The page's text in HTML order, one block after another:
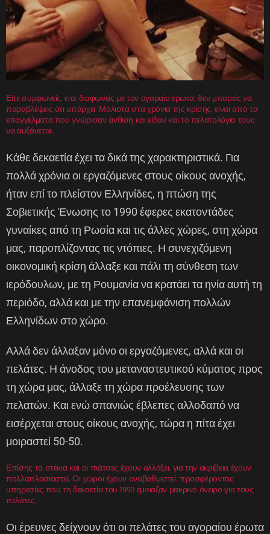
Είτε συμφωνείς, είτε διαφωνείς με τον αγοραίο έρωτα, δεν μπορείς να
παραβλέψεις ότι υπάρχει. Μάλιστα στα χρόνια της κρίσης, είναι από τα
επαγγέλματα που γνώρισαν άνθιση και είδαν και το πελατολόγιο τους
να αυξάνεται.
Κάθε δεκαετία έχει τα δικά της χαρακτηριστικά. Για
πολλά χρόνια οι εργαζόμενες στους οίκους ανοχής,
ήταν επί το πλείστον Ελληνίδες, η πτώση της
Σοβιετικής Ένωσης το 1990 έφερες εκατοντάδες
γυναίκες από τη Ρωσία και τις άλλες χώρες, στη χώρα
μας, παροπλίζοντας τις ντόπιες. Η συνεχιζόμενη
οικονομική κρίση άλλαξε και πάλι τη σύνθεση των
ιερόδουλων, με τη Ρουμανία να κρατάει τα ηνία αυτή τη
περιόδο, αλλά και με την επανεμφάνιση πολλών
Ελληνίδων στο χώρο.
Αλλά δεν άλλαξαν μόνο οι εργαζόμενες, αλλά και οι
πελάτες. Η άνοδος του μεταναστευτικού κύματος προς
τη χώρα μας, άλλαξε τη χώρα προέλευσης των
πελατών. Και ενώ σπανιώς έβλεπες αλλοδαπό να
εισέρχεται στους οίκους ανοχής, τώρα η πίτα έχει
μοιραστεί 50-50.
Επίσης τα στέκια και οι πιάτσες έχουν αλλάξει, για την ακρίβεια έχουν
πολλαπλασιαστεί. Οι χώροι έχουν αναβαθμιστεί, προσφέροντας
υπηρεσίες που τη δεκαετία του 1990 έμοιαζαν μακρινό όνειρο για τους
πελάτες.
Οι έρευνες δείχνουν ότι οι πελάτες του αγοραίου έρωτα